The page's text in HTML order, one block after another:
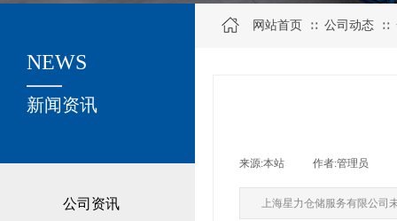
公司资讯
关于我们
新闻资讯
NEWS
网站首页 ∷ 公司动态 ∷
来源:本站 作者:管理员
上海星力仓储服务有限公